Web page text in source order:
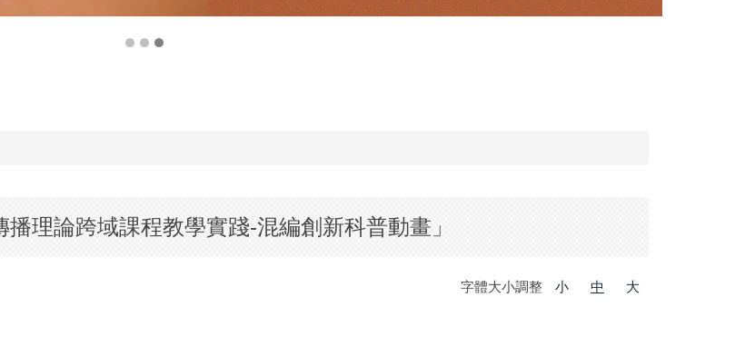
理論跨域課程教學實踐-混編創新科普動畫」
字體大小調整 小 中 大